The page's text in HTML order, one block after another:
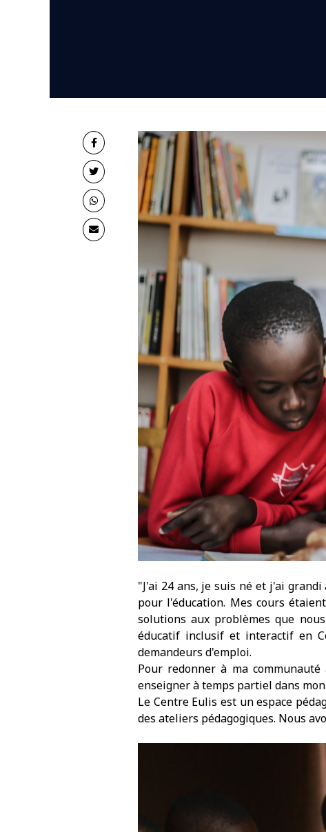
"J'ai 24 ans, je suis né et j'ai
pour l'éducation. Mes cours
solutions aux problèmes que
éducatif inclusif et interactif en
demandeurs d'emploi.
Pour redonner à ma
enseigner à temps partiel dans
Le Centre Eulis est un espace
des ateliers pédagogiques. Nous